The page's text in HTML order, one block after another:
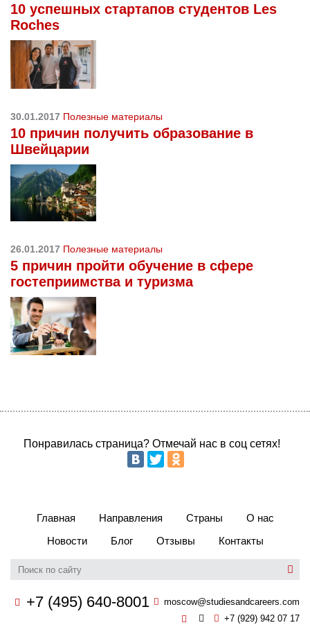
10 успешных стартапов студентов Les
Roches
30.01.2017 Полезные материалы
10 причин получить образование в
Швейцарии
26.01.2017 Полезные материалы
5 причин пройти обучение в сфере
гостеприимства и туризма
Понравилась страница? Отмечай нас в соц сетях!
Главная Направления Страны
О нас
Новости
Блог Отзывы Контакты
+7 (495) 640-8001
moscow@studiesandcareers.com
+7 (929) 942 07 17